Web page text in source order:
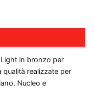
in bronzo per
realizzate per
Nucleo e